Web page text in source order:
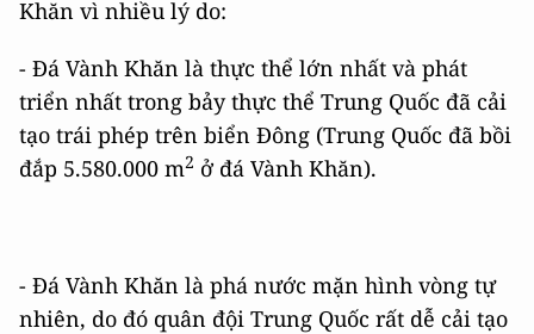
Khăn vì nhiều lý do:
- Đá Vành Khăn là thực thể lớn nhất và phát
triển nhất trong bảy thực thể Trung Quốc đã cải
tạo trái phép trên biển Đông (Trung Quốc đã bồi
đắp 5.580.000 m2 ở đá Vành Khăn).
- Đá Vành Khăn là phá nước mặn hình vòng tự
nhiên, do đó quân đội Trung Quốc rất dễ cải tạo